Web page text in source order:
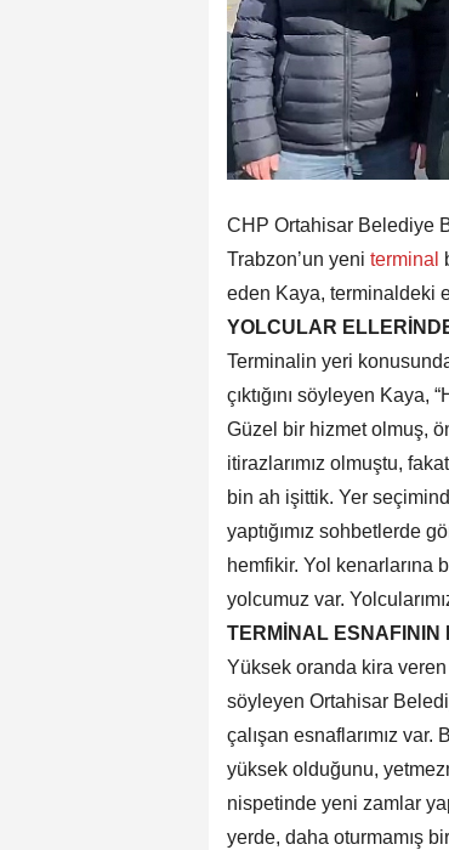
CHP Ortahisar Belediye
Trabzon’un yeni terminal
eden Kaya, terminaldeki
YOLCULAR
Terminalin yeri
çıktığını söyleyen Kaya,
Güzel bir hizmet olmuş,
itirazlarımız olmuştu,
bin ah işittik. Yer
yaptığımız sohbetlerde
hemfikir. Yol kenarlarına
yolcumuz var.
TERMİNAL ESNAFININ
Yüksek oranda kira veren
söyleyen Ortahisar
çalışan esnaflarımız
yüksek olduğunu,
nispetinde yeni zamlar
yerde, daha oturmamış